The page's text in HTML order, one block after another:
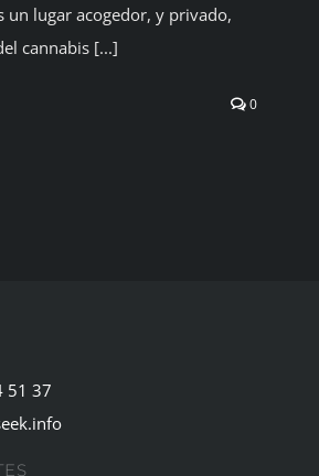
un lugar acogedor, y privado,
cannabis [...]
0
51 37